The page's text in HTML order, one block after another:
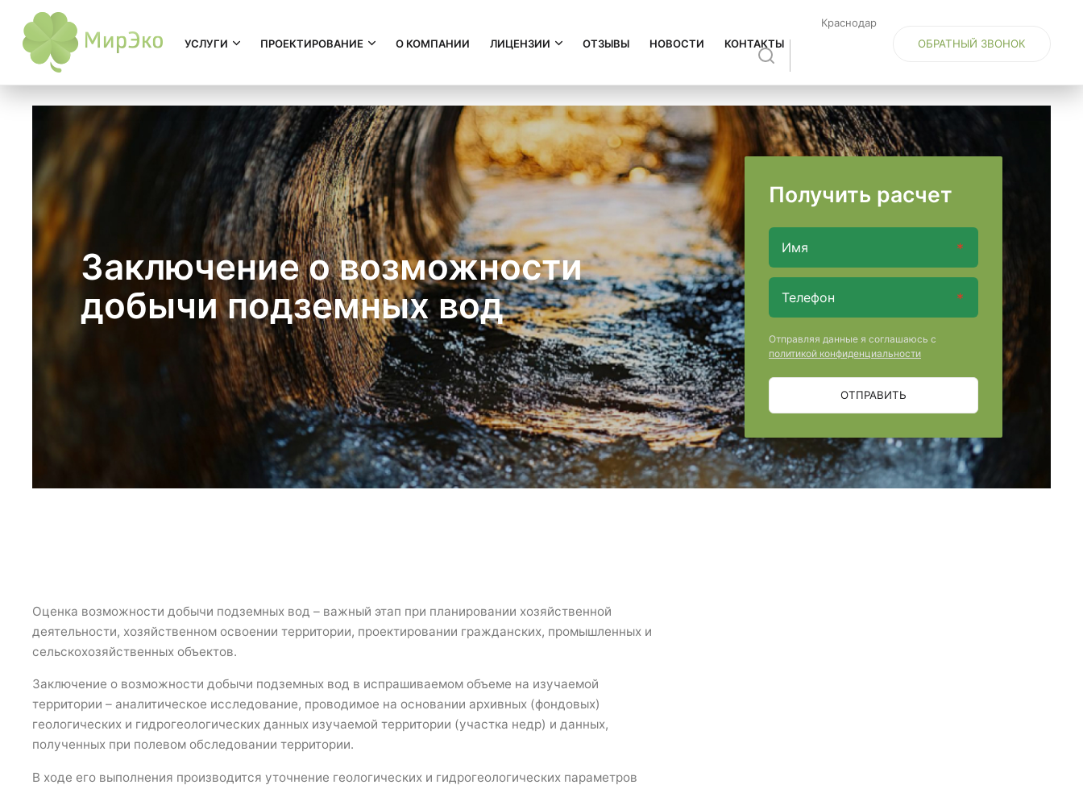
УСЛУГИ ПРОЕКТИРОВАНИЕ О КОМПАНИИ ЛИЦЕНЗИИ ОТЗЫВЫ НОВОСТИ КОНТАКТЫ
Краснодар
ОБРАТНЫЙ ЗВОНОК
Заключение о возможности
добычи подземных вод
Получить расчет
Отправляя данные я соглашаюсь с
политикой конфиденциальности
ОТПРАВИТЬ
Оценка возможности добычи подземных вод – важный этап при планировании хозяйственной
деятельности, хозяйственном освоении территории, проектировании гражданских, промышленных и
сельскохозяйственных объектов.
Заключение о возможности добычи подземных вод в испрашиваемом объеме на изучаемой
территории – аналитическое исследование, проводимое на основании архивных (фондовых)
геологических и гидрогеологических данных изучаемой территории (участка недр) и данных,
полученных при полевом обследовании территории.
В ходе его выполнения производится уточнение геологических и гидрогеологических параметров